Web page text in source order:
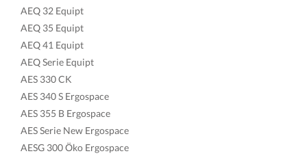
AEQ 32 Equipt
AEQ 35 Equipt
AEQ 41 Equipt
AEQ Serie Equipt
AES 330 CK
AES 340 S Ergospace
AES 355 B Ergospace
AES Serie New Ergospace
AESG 300 Öko Ergospace